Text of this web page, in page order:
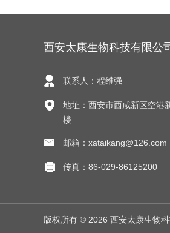
西安太康生物科技有限公司
联系人：程维强
地址：西安市西咸新区空港
楼
邮箱：xataikang@126.com
传真：86-029-86125200
版权所有 © 2026 西安太康生物